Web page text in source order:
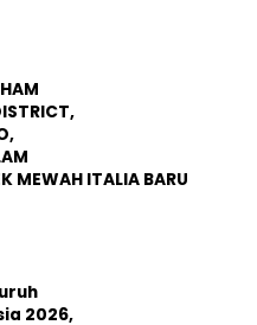
MEWAH ITALIA BARU
2026,